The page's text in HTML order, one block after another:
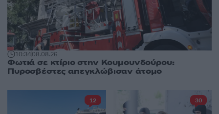
10:3408.08.26
Φωτιά σε κτίριο στην Κουμουνδούρου:
Πυροσβέστες απεγκλώβισαν άτομο
12 30